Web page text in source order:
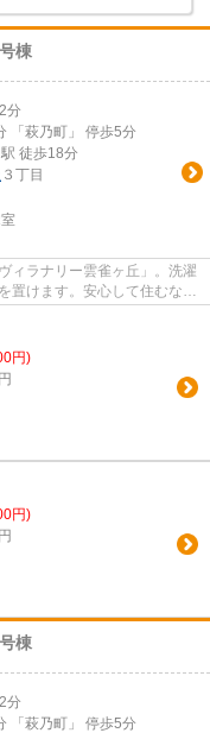
棟
分
「萩乃町」 停歩5分
駅 徒歩18分
３丁目
ィラナリー雲雀ヶ丘」。洗濯
置けます。安心して住むな
円)
円)
棟
分
「萩乃町」 停歩5分